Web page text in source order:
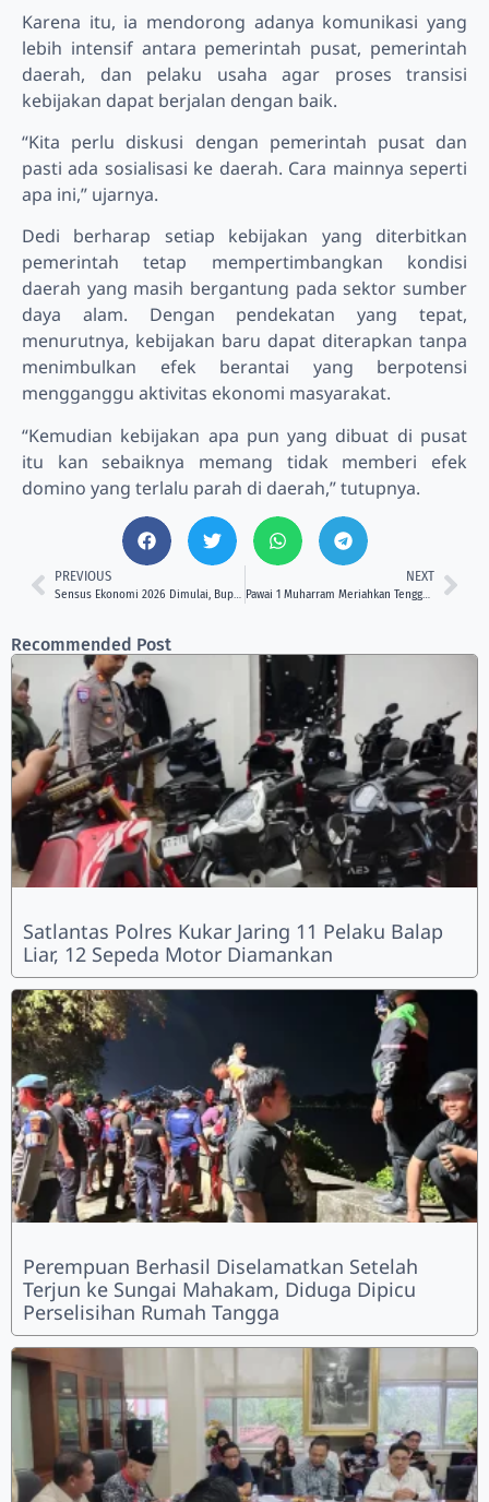
Karena itu, ia mendorong adanya komunikasi yang
lebih intensif antara pemerintah pusat, pemerintah
daerah, dan pelaku usaha agar proses transisi
kebijakan dapat berjalan dengan baik.
“Kita perlu diskusi dengan pemerintah pusat dan
pasti ada sosialisasi ke daerah. Cara mainnya seperti
apa ini,” ujarnya.
Dedi berharap setiap kebijakan yang diterbitkan
pemerintah tetap mempertimbangkan kondisi
daerah yang masih bergantung pada sektor sumber
daya alam. Dengan pendekatan yang tepat,
menurutnya, kebijakan baru dapat diterapkan tanpa
menimbulkan efek berantai yang berpotensi
mengganggu aktivitas ekonomi masyarakat.
“Kemudian kebijakan apa pun yang dibuat di pusat
itu kan sebaiknya memang tidak memberi efek
domino yang terlalu parah di daerah,” tutupnya.
PREVIOUS
Sensus Ekonomi 2026 Dimulai, Bupati Kukar Minta Warga Tak Ragu Beri Data
NEXT
Pawai 1 Muharram Meriahkan Tenggarong, Pelajar Madrasah Gaungkan Semangat Hijrah
Recommended Post
Satlantas Polres Kukar Jaring 11 Pelaku Balap
Liar, 12 Sepeda Motor Diamankan
Perempuan Berhasil Diselamatkan Setelah
Terjun ke Sungai Mahakam, Diduga Dipicu
Perselisihan Rumah Tangga